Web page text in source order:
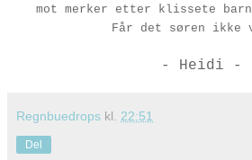
mot merker etter klissete
Får det søren ikke
- Heidi -
Regnbuedrops kl. 22:51
Del